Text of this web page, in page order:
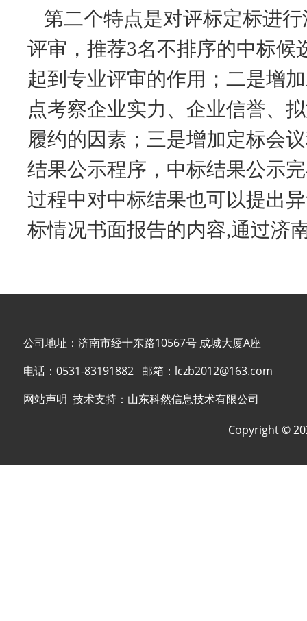
第二个特点是对评标定标进
评审，推荐3名不排序的中标候
起到专业评审的作用；二是增
点考察企业实力、企业信誉、
履约的因素；三是增加定标会
结果公示程序，中标结果公示
过程中对中标结果也可以提出
标情况书面报告的内容,通过济
公司地址：济南市经十东路10567号 成城大厦A座
电话： 0531-83191882 邮箱： lczb2012@163.com
网站声明 技术支持： 山东科然信息技术有限公司
Copyright ©